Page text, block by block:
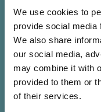
We use cookies to
provide social media
We also share
our social media,
may combine it with
provided to them or
of their services.
Válassz időpontot
Szűrők törlése